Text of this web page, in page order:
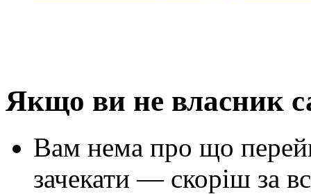
Якщо ви не власник
Вам нема про що
зачекати — скоріш за